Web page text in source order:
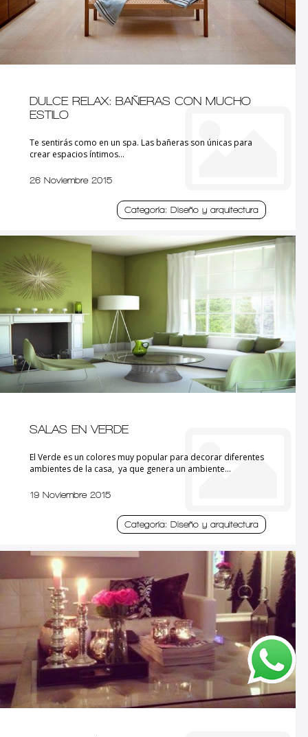
DULCE RELAX: BAÑERAS CON MUCHO
ESTILO
Te sentirás como en un spa. Las bañeras son únicas para
crear espacios íntimos...
26 Noviembre 2015
Categoría: Diseño y arquitectura
SALAS EN VERDE
El Verde es un colores muy popular para decorar diferentes
ambientes de la casa, ya que genera un ambiente...
19 Noviembre 2015
Categoría: Diseño y arquitectura